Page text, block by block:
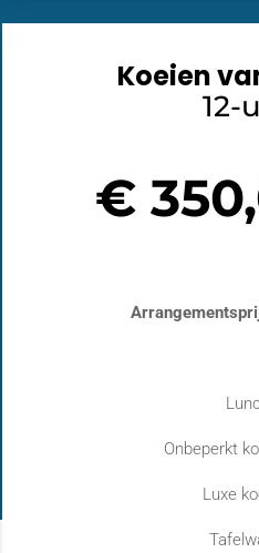
Koeien
12-
€
Onbeperkt
Luxe